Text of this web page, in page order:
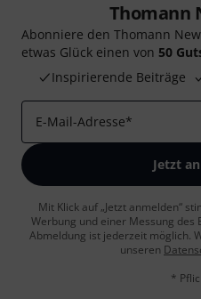
Thomann
Abonniere den Thomann
etwas Glück einen von 50
Inspirierende Beiträge
E-Mail-Adresse*
Jetzt
Mit Klick auf „Jetzt anmelden“
Werbung und einer Messung des
Abmeldung ist jederzeit möglich.
unseren
*